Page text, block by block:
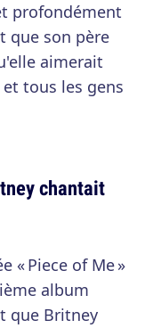
profondément
que son père
aimerait
tous les gens
chantait
« Piece of Me »
album
que Britney